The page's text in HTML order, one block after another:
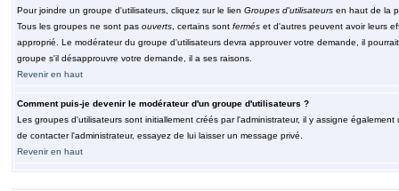
Pour joindre un groupe d'utilisateurs, cliquez sur le lien Groupes d'utilisateursen haut de la
Tous les groupes ne sont pas ouverts, certains sont ferméset d'autres peuvent avoir leurs
approprié. Le modérateur du groupe d'utilisateurs devra approuver votre demande, il
groupe s'il désapprouvre votre demande, il a ses raisons.
Revenir en haut
Comment puis-je devenir le modérateur d'un groupe d'utilisateurs ?
Les groupes d'utilisateurs sont initiallement créés par l'administrateur, il y assigne
de contacter l'administrateur, essayez de lui laisser un message privé.
Revenir en haut